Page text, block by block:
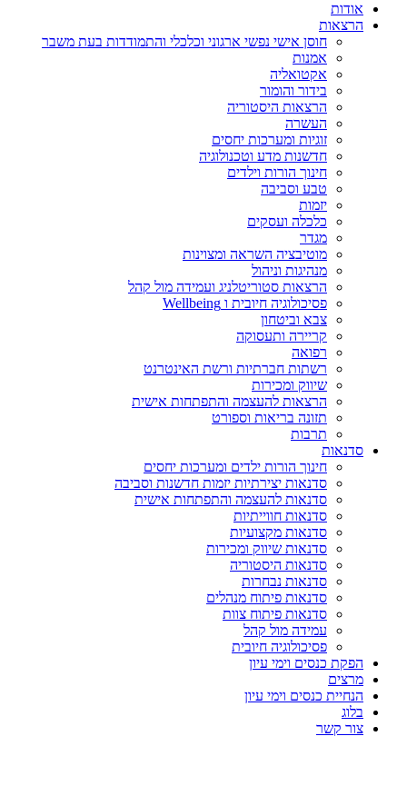
אודות
הרצאות
חוסן אישי נפשי ארגוני וכלכלי והתמודדות בעת משבר
אמנות
אקטואליה
בידור והומור
הרצאות היסטוריה
העשרה
זוגיות ומערכות יחסים
חדשנות מדע וטכנולוגיה
חינוך הורות וילדים
טבע וסביבה
יזמות
כלכלה ועסקים
מגדר
מוטיבציה השראה ומצוינות
מנהיגות וניהול
הרצאות סטוריטלניג ועמידה מול קהל
פסיכולוגיה חיובית ו Wellbeing
צבא וביטחון
קריירה ותעסוקה
רפואה
רשתות חברתיות ורשת האינטרנט
שיווק ומכירות
הרצאות להעצמה והתפתחות אישית
תזונה בריאות וספורט
תרבות
סדנאות
חינוך הורות ילדים ומערכות יחסים
סדנאות יצירתיות יזמות חדשנות וסביבה
סדנאות להעצמה והתפתחות אישית
סדנאות חווייתיות
סדנאות מקצועיות
סדנאות שיווק ומכירות
סדנאות היסטוריה
סדנאות נבחרות
סדנאות פיתוח מנהלים
סדנאות פיתוח צוות
עמידה מול קהל
פסיכולוגיה חיובית
הפקת כנסים וימי עיון
מרצים
הנחיית כנסים וימי עיון
בלוג
צור קשר